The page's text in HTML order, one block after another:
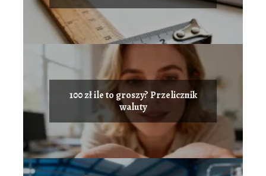
100 zł ile to groszy? Przelicznik
waluty